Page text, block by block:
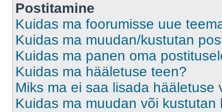
Postitamine
Kuidas ma foorumisse uue
Kuidas ma muudan/kustutan
Kuidas ma panen oma
Kuidas ma hääletuse teen?
Miks ma ei saa lisada hääletuse
Kuidas ma muudan või kustutan